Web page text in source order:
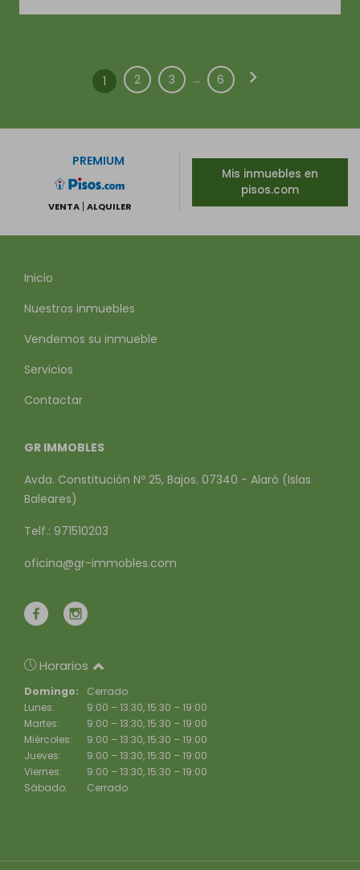
1 2 3 ... 6 chevron_right
PREMIUM
VENTA ALQUILER
Mis inmuebles en
pisos.com
Inicio
Nuestros inmuebles
Vendemos su inmueble
Servicios
Contactar
GR IMMOBLES
Avda. Constitución Nº 25, Bajos. 07340 - Alaró (Islas
Baleares)
Telf.: 971510203
oficina@gr-immobles.com
Horarios
Domingo:
Cerrado
Lunes:
9:00 – 13:30, 15:30 – 19:00
Martes:
9:00 – 13:30, 15:30 – 19:00
Miércoles:
9:00 – 13:30, 15:30 – 19:00
Jueves:
9:00 – 13:30, 15:30 – 19:00
Viernes:
9:00 – 13:30, 15:30 – 19:00
Sábado:
Cerrado